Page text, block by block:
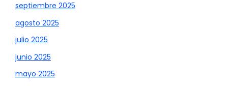
septiembre 2025
agosto 2025
julio 2025
junio 2025
mayo 2025